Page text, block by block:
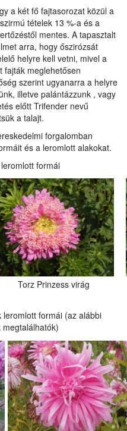
a két fő fajtasorozat közül a
tételek 13 %-a és a
mentes. A tapasztalt
arra, hogy őszirózsát
helyre kell vetni, mivel a
fajták meglehetősen
szerint ugyanarra a helyre
illetve palántázzunk , vagy
előtt Trifender nevű
a talajt.
forgalomban
és a leromlott alakokat.
formái
Torz Prinzess virág
formái (az alábbi